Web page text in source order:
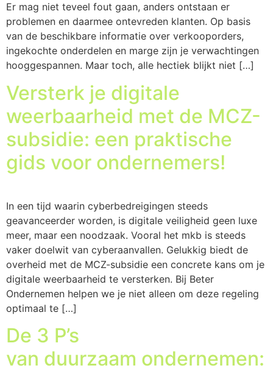
Er mag niet teveel fout gaan, anders ontstaan er
problemen en daarmee ontevreden klanten. Op basis
van de beschikbare informatie over verkooporders,
ingekochte onderdelen en marge zijn je verwachtingen
hooggespannen. Maar toch, alle hectiek blijkt niet […]
Versterk je digitale
weerbaarheid met de MCZ-
subsidie: een praktische
gids voor ondernemers!
In een tijd waarin cyberbedreigingen steeds
geavanceerder worden, is digitale veiligheid geen luxe
meer, maar een noodzaak. Vooral het mkb is steeds
vaker doelwit van cyberaanvallen. Gelukkig biedt de
overheid met de MCZ-subsidie een concrete kans om je
digitale weerbaarheid te versterken. Bij Beter
Ondernemen helpen we je niet alleen om deze regeling
optimaal te […]
De 3 P’s
van duurzaam ondernemen: